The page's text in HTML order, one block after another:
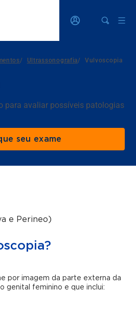
/ Ultrassonografia/ Vulvoscopia
para avaliar possíveis patologias
seu exame
e Perineo)
por imagem da parte externa da
genital feminino e que inclui: